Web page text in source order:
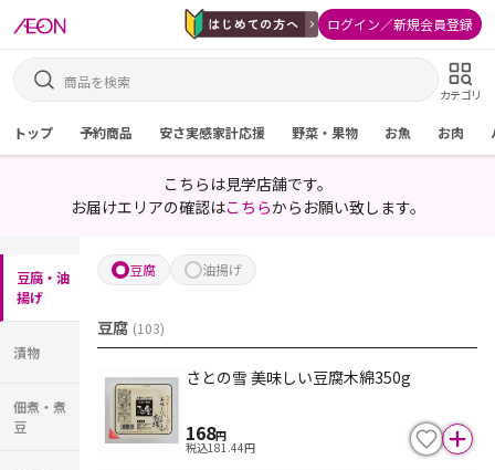
ログイン／新規会員登録
カテゴリ
トップ 予約商品 安さ実感家計応援 野菜・果物 お魚 お肉
こちらは見学店舗です。
お届けエリアの確認はこちらからお願い致します。
豆腐・油
揚げ
漬物
佃煮・煮
豆
豆腐 油揚げ
豆腐 (103)
さとの雪 美味しい豆腐木綿350g
168円
税込181.44円